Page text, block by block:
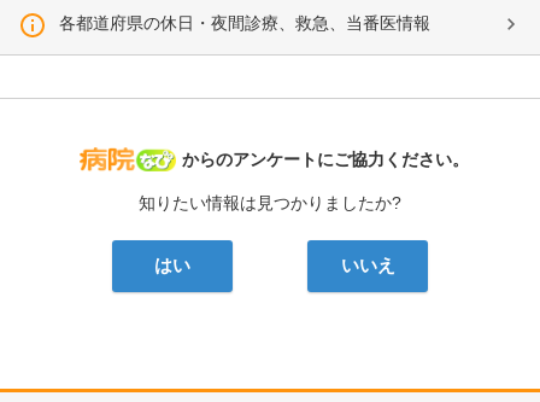
各都道府県の休日・夜間診療、救急、当番医情報
病院なび
からのアンケートにご協力ください。
知りたい情報は見つかりましたか?
はい いいえ